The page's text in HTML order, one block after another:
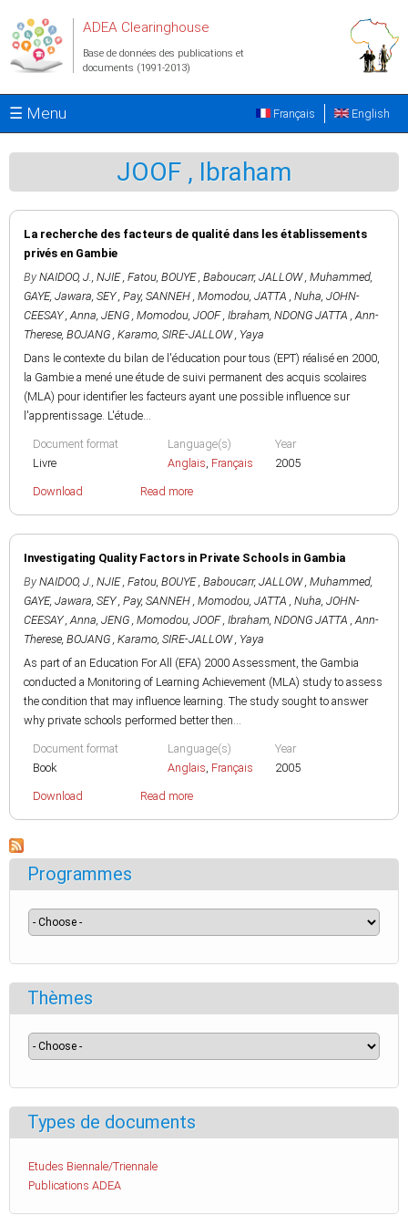
ADEA Clearinghouse
Base de données des publications et
documents (1991-2013)
☰ Menu English
Français
JOOF , Ibraham
La recherche des facteurs de qualité dans les établissements
privés en Gambie
By NAIDOO, J., NJIE , Fatou, BOUYE , Baboucarr, JALLOW , Muhammed,
GAYE, Jawara, SEY , Pay, SANNEH , Momodou, JATTA , Nuha, JOHN-
CEESAY , Anna, JENG , Momodou, JOOF , Ibraham, NDONG JATTA , Ann-
Therese, BOJANG , Karamo, SIRE-JALLOW , Yaya
Dans le contexte du bilan de l'éducation pour tous (EPT) réalisé en 2000,
la Gambie a mené une étude de suivi permanent des acquis scolaires
(MLA) pour identifier les facteurs ayant une possible influence sur
l'apprentissage. L'étude...
Document format
Livre
Language(s)
Anglais, Français
Year
2005
Download Read more
Investigating Quality Factors in Private Schools in Gambia
By NAIDOO, J., NJIE , Fatou, BOUYE , Baboucarr, JALLOW , Muhammed,
GAYE, Jawara, SEY , Pay, SANNEH , Momodou, JATTA , Nuha, JOHN-
CEESAY , Anna, JENG , Momodou, JOOF , Ibraham, NDONG JATTA , Ann-
Therese, BOJANG , Karamo, SIRE-JALLOW , Yaya
As part of an Education For All (EFA) 2000 Assessment, the Gambia
conducted a Monitoring of Learning Achievement (MLA) study to assess
the condition that may influence learning. The study sought to answer
why private schools performed better then...
Document format
Book
Language(s)
Anglais, Français
Year
2005
Download Read more
Programmes
Thèmes
Types de documents
Etudes Biennale/Triennale
Publications ADEA